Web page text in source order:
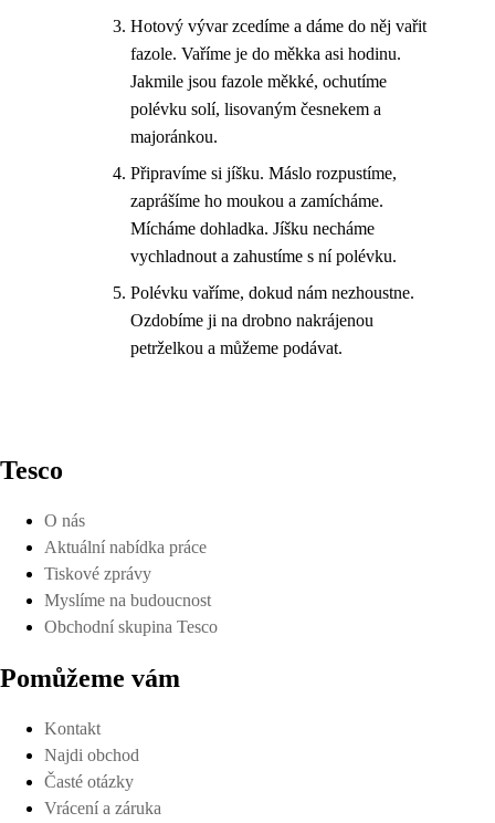
Hotový vývar zcedíme a dáme do něj vařit
fazole. Vaříme je do měkka asi hodinu.
Jakmile jsou fazole měkké, ochutíme
polévku solí, lisovaným česnekem a
majoránkou.
Připravíme si jíšku. Máslo rozpustíme,
zaprášíme ho moukou a zamícháme.
Mícháme dohladka. Jíšku necháme
vychladnout a zahustíme s ní polévku.
Polévku vaříme, dokud nám nezhoustne.
Ozdobíme ji na drobno nakrájenou
petrželkou a můžeme podávat.
Tesco
O nás
Aktuální nabídka práce
Tiskové zprávy
Myslíme na budoucnost
Obchodní skupina Tesco
Pomůžeme vám
Kontakt
Najdi obchod
Časté otázky
Vrácení a záruka